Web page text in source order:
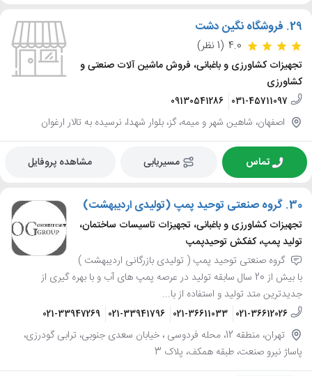
29. فروشگاه نگین دشت
4.0 (1 نظر)
تجهیزات کشاورزی و باغبانی، فروش ماشین آلات صنعتی و
کشاورزی
031-45711097
09130541286
اصفهان، شاهین شهر و میمه، گز، بلوار شهدا، نرسیده به تالار ارغوان
تماس مسیریابی مشاهده پروفایل
30. گروه صنعتی توحید پمپ (تولیدی اردیبهشت)
تجهیزات کشاورزی و باغبانی، تجهیزات تاسیسات ساختمان،
تولید پمپ، کفکش توحیدپمپ
گروه صنعتی توحید پمپ ( تولیدی بازرگانی اردیبهشت )
با بیش از 20 سال سابقه تولید در عرصه پمپ های آب و با بهره گیری از
جدیدترین متد تولید و استفاده از با...
021-36612026
021-36611033
021-33941796
021-33947269
تهران، منطقه 12، محله فردوسی ، خیابان سعدی جنوبی، ترابی گودرزی،
پاساژ نیرو صنعت، طبقه همکف، پلاک 3